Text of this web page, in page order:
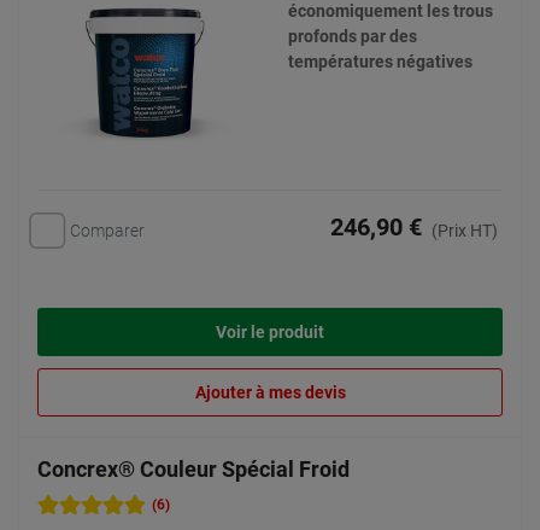
économiquement les trous
profonds par des
températures négatives
Comparer 246,90 € (Prix HT)
Voir le produit
Ajouter à mes devis
Concrex® Couleur Spécial Froid
(6)